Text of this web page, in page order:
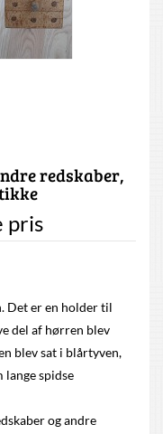
redskaber,
pris
Det er en holder til
del af hørren blev
blev sat i blårtyven,
lange spidse
og andre